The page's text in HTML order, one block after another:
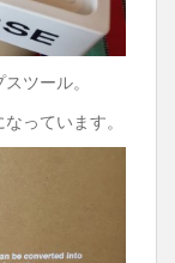
ツール。
っています。